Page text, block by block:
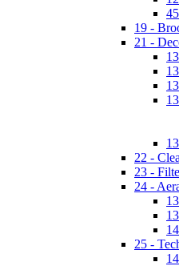
19 -
21 -
22 -
23 -
24 -
25 -